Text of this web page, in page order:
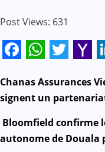
Post Views: 631
N
a
v
Chanas Assurances
signent un
Bloomfield confirme
autonome de Douala